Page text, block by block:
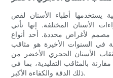
يستخدمها أطباء الأسنان لقص
الأسنان المختلفة. إنها تأتي
مصمم لأغراض محددة. أحد أنواع
في السنوات الأخيرة هو مثاقب
الأسنان الحجري الأخضر من
بالمثاقب التقليدية، بما في
ذلك الدقة والكفاءة الأكبر.